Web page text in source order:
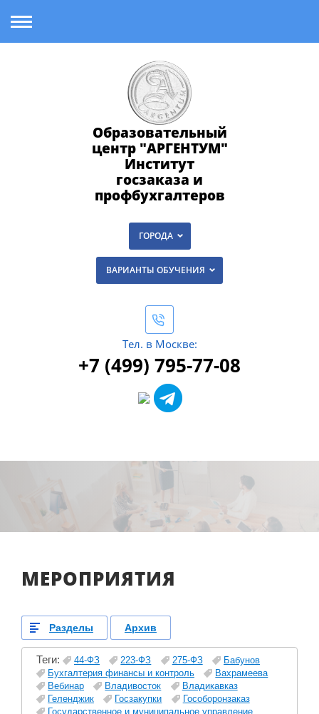
Образовательный
центр "АРГЕНТУМ"
Институт
госзаказа и
профбухгалтеров
ГОРОДА
ВАРИАНТЫ ОБУЧЕНИЯ
Тел. в Москве:
+7 (499) 795-77-08
МЕРОПРИЯТИЯ
Разделы Архив
Теги: 44-ФЗ 223-ФЗ 275-ФЗ
Бабунов
Бухгалтерия финансы и контроль
Вахрамеева
Вебинар
Владивосток
Владикавказ
Геленджик
Госзакупки
Гособоронзаказ
Государственное и муниципальное управление